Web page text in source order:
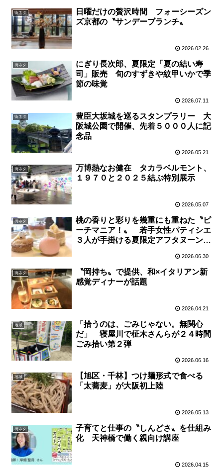
街ネタ
日曜だけの贅沢時間 フォーシーズン
ズ京都の〝サンデーブランチ〟
2026.02.26
街ネタ
にぎり長次郎、夏限定「夏の結い寿
司」販売 旬のすずきや紋甲いかで季
節の味覚
2026.07.11
街ネタ
豊臣大坂城を巡るスタンプラリー 大
阪城公園で開催、先着５０００人に記
念品
2026.05.21
街ネタ
万博熱なお健在 タカラベルモント、
１９７０と２０２５結ぶ特別展示
2026.05.07
街ネタ
桃の香りと彩りを幾重にも重ねた〝ピ
ーチマニア！〟 若手女性パティシエ
３人が手掛ける夏限定アフタヌーンテ
2026.06.30
街ネタ
〝岡持ち〟で提供、和×イタリアン新
感覚ディナーが話題
2026.04.21
地域
「拾うのは、ごみじゃない。無関心
だ」 寝屋川で柾木さんらが２４時間
ごみ拾い第２弾
2026.06.16
地域
【旭区・千林】つけ麺形式で食べる
「太蕎麦」が大阪初上陸
2026.05.13
街ネタ
子育てと仕事の〝しんどさ〟を仕組み
化 天神橋で働く親向け講座
2026.04.15